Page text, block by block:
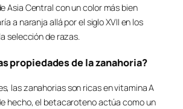
Asia Central con un color más bien
a naranja allá por el siglo XVII en los
selección de razas.
propiedades de la zanahoria?
las zanahorias son ricas en vitamina A
hecho, el betacaroteno actúa como un